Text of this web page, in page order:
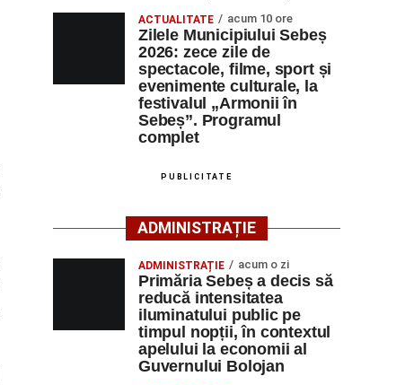
ACTUALITATE acum 10 ore
Zilele Municipiului Sebeș
2026: zece zile de
spectacole, filme, sport și
evenimente culturale, la
festivalul „Armonii în
Sebeș”. Programul
complet
PUBLICITATE
ADMINISTRAȚIE
ADMINISTRAȚIE acum o zi
Primăria Sebeș a decis să
reducă intensitatea
iluminatului public pe
timpul nopții, în contextul
apelului la economii al
Guvernului Bolojan